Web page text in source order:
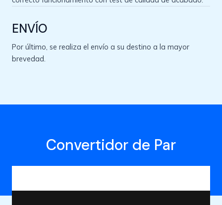
ENVÍO
Por último, se realiza el envío a su destino a la mayor
brevedad.
Convertidor de Par